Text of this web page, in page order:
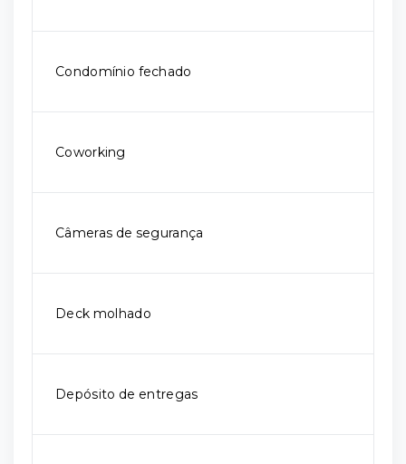
Condomínio fechado
Coworking
Câmeras de segurança
Deck molhado
Depósito de entregas